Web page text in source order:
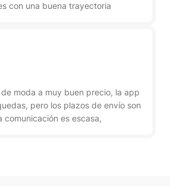
con una buena trayectoria
moda a muy buen precio, la app
pero los plazos de envío son
comunicación es escasa,